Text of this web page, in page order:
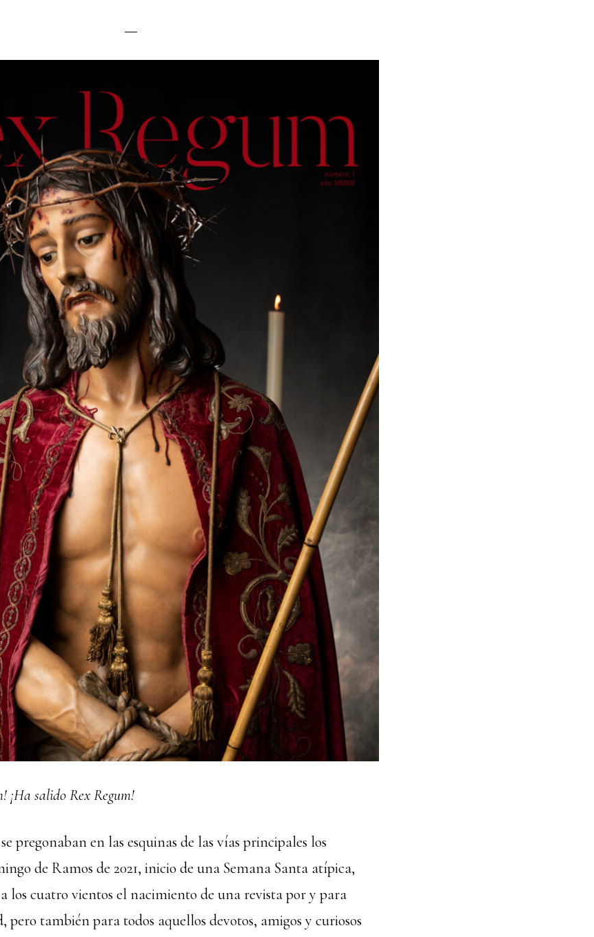
¡Ha salido Rex Regum!
pregonaban en las esquinas de las vías principales los
de Ramos de 2021, inicio de una Semana Santa atípica,
los cuatro vientos el nacimiento de una revista por y para
también para todos aquellos devotos, amigos y curiosos